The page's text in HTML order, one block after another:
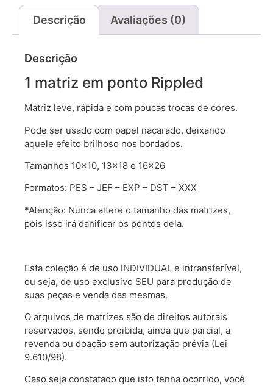
Descrição Avaliações (0)
Descrição
1 matriz em ponto Rippled
Matriz leve, rápida e com poucas trocas de cores.
Pode ser usado com papel nacarado, deixando
aquele efeito brilhoso nos bordados.
Tamanhos 10×10, 13×18 e 16×26
Formatos: PES – JEF – EXP – DST – XXX
*Atenção: Nunca altere o tamanho das matrizes,
pois isso irá danificar os pontos dela.
Esta coleção é de uso INDIVIDUAL e intransferível,
ou seja, de uso exclusivo SEU para produção de
suas peças e venda das mesmas.
O arquivos de matrizes são de direitos autorais
reservados, sendo proibida, ainda que parcial, a
revenda ou doação sem autorização prévia (Lei
9.610/98).
Caso seja constatado que isto tenha ocorrido, você